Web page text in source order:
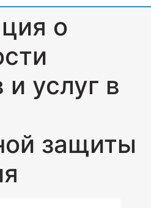
о
услуг в
защиты